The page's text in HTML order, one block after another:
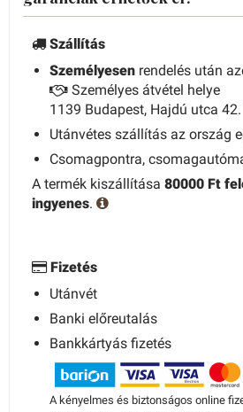
Szállítás
Személyesen rendelés után
Személyes átvétel helye
1139 Budapest, Hajdú utca 42.
Utánvétes szállítás az ország
Csomagpontra,
A termék kiszállítása 80000 Ft
ingyenes.
Fizetés
Utánvét
Banki előreutalás
Bankkártyás fizetés
A kényelmes és biztonságos online